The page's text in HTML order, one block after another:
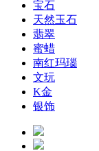
宝石
天然玉石
翡翠
蜜蜡
南红玛瑙
文玩
K金
银饰